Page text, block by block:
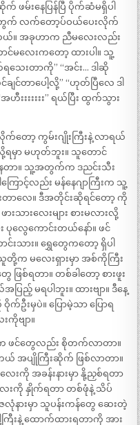
ဖမ်းနေပြန်ပြီ ပိုက်ဆံမရှိပါ
က် လက်တော့ပ်ဝယ်ပေးလိုက်
ယ်။ အခုဟာက ညီမလေးလည်း
င်မလေးကတော့ ထားပါ။ သူ့
ေးတာကို” “အင်း… ဒါဆို
တာပေါ့လို့” “ဟုတ်ပြီလေ ဒါ
းးးးးး” ရယ်ပြီး ထွက်သွား
က်တော့ ကွမ်းဂျိုးကြီးနဲ့ လာရယ်
ရမှာ မဟုတ်ဘူး။ သူတောင်
ေတာ။ သူ့အတွက်က ဒညင်းသီး
ောင့်လည်း မန်နေဂျာကြီးက သူ့
းတာလေ။ ဒီအတိုင်းဆိုရင်တော့ ကို
သားလေးများ စားမလားလို့
ပုလွေကောင်းတယ်နော်။ ဖင်
းသား။ ရွှေတွေကတော့ ရှိပါ
က မလေးရှားမှာ အစ်ကိုကြီး
စ်ရတာ။ တစ်ခါတော့ စားဖူး
ပြည့် မရပါဘူး။ ထားဗျာ။ ဒီနေ့
ဦးမှပဲ။ ပြောမဲ့သာ ပြောရ
ဗျာ။
က ဖင်တွေလည်း စိုတက်လာတာ။
ယ် အပျိုကြီးဆိုက် ဖြစ်လာတာ။
ေးကို အခန်းနားမှာ နို့ညှစ်ရတာ
ေးကို နှိုက်ရတာ တစ်ဖုံနဲ့ သိပ်
နားမှာ သူပန်းကန်တွေ ဆေးတဲ့
ကြီးနဲ့ ထောက်ထားရတာကို အား